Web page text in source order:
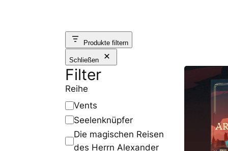
Produkte filtern
Schließen
Filter
Reihe
R
e
h
Vents
Seelenknüpfer
Die magischen Reisen
des Herrn Alexander